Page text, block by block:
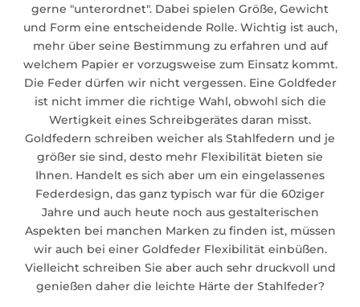
gerne "unterordnet". Dabei spielen Größe, Gewicht
und Form eine entscheidende Rolle. Wichtig ist auch,
mehr über seine Bestimmung zu erfahren und auf
welchem Papier er vorzugsweise zum Einsatz kommt.
Die Feder dürfen wir nicht vergessen. Eine Goldfeder
ist nicht immer die richtige Wahl, obwohl sich die
Wertigkeit eines Schreibgerätes daran misst.
Goldfedern schreiben weicher als Stahlfedern und je
größer sie sind, desto mehr Flexibilität bieten sie
Ihnen. Handelt es sich aber um ein eingelassenes
Federdesign, das ganz typisch war für die 60ziger
Jahre und auch heute noch aus gestalterischen
Aspekten bei manchen Marken zu finden ist, müssen
wir auch bei einer Goldfeder Flexibilität einbüßen.
Vielleicht schreiben Sie aber auch sehr druckvoll und
genießen daher die leichte Härte der Stahlfeder?